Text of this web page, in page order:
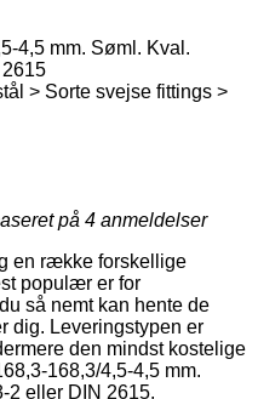
4,5 mm. Søml. Kval.
> Sorte svejse fittings >
på 4 anmeldelser
en række forskellige
populær er for
så nemt kan hente de
dig. Leveringstypen er
den mindst kostelige
168,3/4,5-4,5 mm.
2 eller DIN 2615.